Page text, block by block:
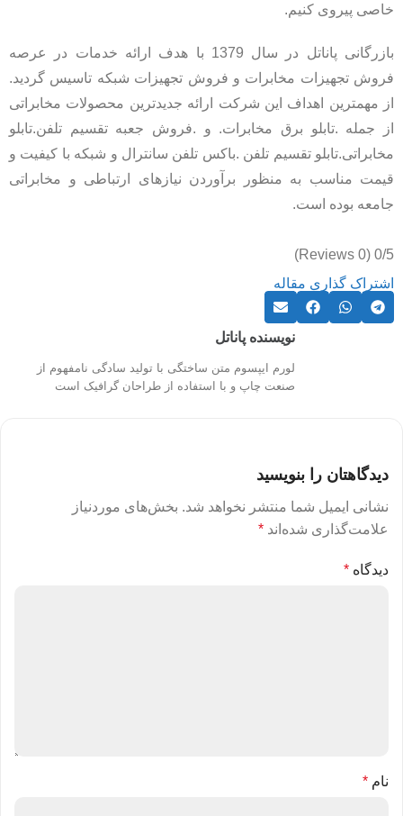
خاصی پیروی کنیم.
بازرگانی پاناتل در سال 1379 با هدف ارائه خدمات در عرصه
فروش تجهیزات مخابرات و فروش تجهیزات شبکه تاسیس گردید.
از مهمترین اهداف این شرکت ارائه جدیدترین محصولات مخابراتی
از جمله .تابلو برق مخابرات. و .فروش جعبه تقسیم تلفن.تابلو
مخابراتی.تابلو تقسیم تلفن .باکس تلفن سانترال و شبکه با کیفیت و
قیمت مناسب به منظور برآوردن نیازهای ارتباطی و مخابراتی
جامعه بوده است.
0/5
(0 Reviews)
اشتراک گذاری مقاله
نویسنده پاناتل
لورم ایپسوم متن ساختگی با تولید سادگی نامفهوم از
صنعت چاپ و با استفاده از طراحان گرافیک است
دیدگاهتان را بنویسید
نشانی ایمیل شما منتشر نخواهد شد. بخش‌های موردنیاز
علامت‌گذاری شده‌اند *
دیدگاه *
نام *